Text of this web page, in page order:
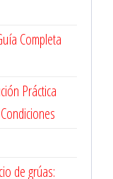
Completa
Práctica
de grúas: